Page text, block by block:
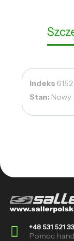
Indeks 6152
Stan: Nowy
+48 531 521
Pomoc